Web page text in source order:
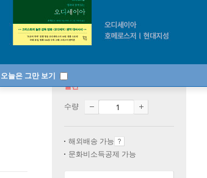
오늘은 그만 보기
절판
수량
해외배송 가능
문화비소득공제 가능